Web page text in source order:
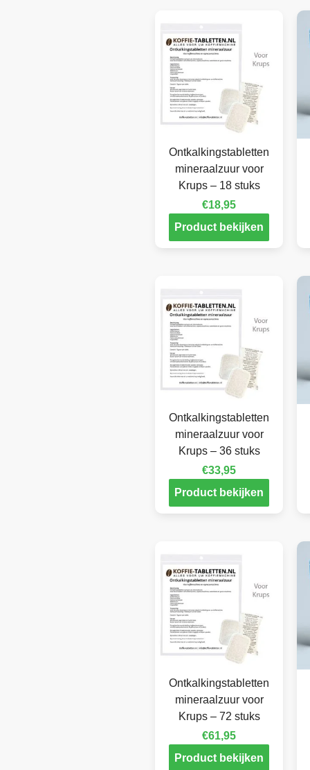
Ontkalkingstabletten
mineraalzuur voor
Krups – 18 stuks
€18,95
Product bekijken
Ontkalkingstabletten
mineraalzuur voor
Krups – 36 stuks
€33,95
Product bekijken
Ontkalkingstabletten
mineraalzuur voor
Krups – 72 stuks
€61,95
Product bekijken